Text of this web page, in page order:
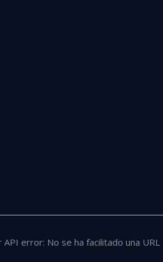
API error: No se ha facilitado una URL